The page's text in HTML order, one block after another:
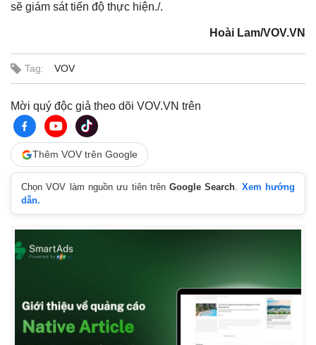
Pháp luật
Vụ án
Tin nóng
Tư vấn luật
sẽ giám sát tiến độ thực hiện./.
Hoài Lam/VOV.VN
Tag: VOV
Mời quý độc giả theo dõi VOV.VN trên
Thêm VOV trên Google
Chọn VOV làm nguồn ưu tiên trênGoogle Search. Xem hướng
dẫn.